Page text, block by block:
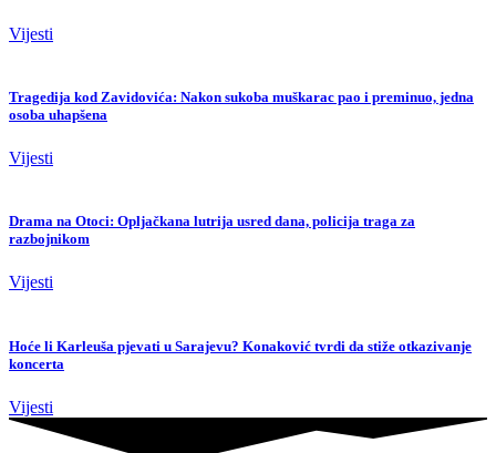
Vijesti
Tragedija kod Zavidovića: Nakon sukoba muškarac pao i preminuo, jedna
osoba uhapšena
Vijesti
Drama na Otoci: Opljačkana lutrija usred dana, policija traga za
razbojnikom
Vijesti
Hoće li Karleuša pjevati u Sarajevu? Konaković tvrdi da stiže otkazivanje
koncerta
Vijesti